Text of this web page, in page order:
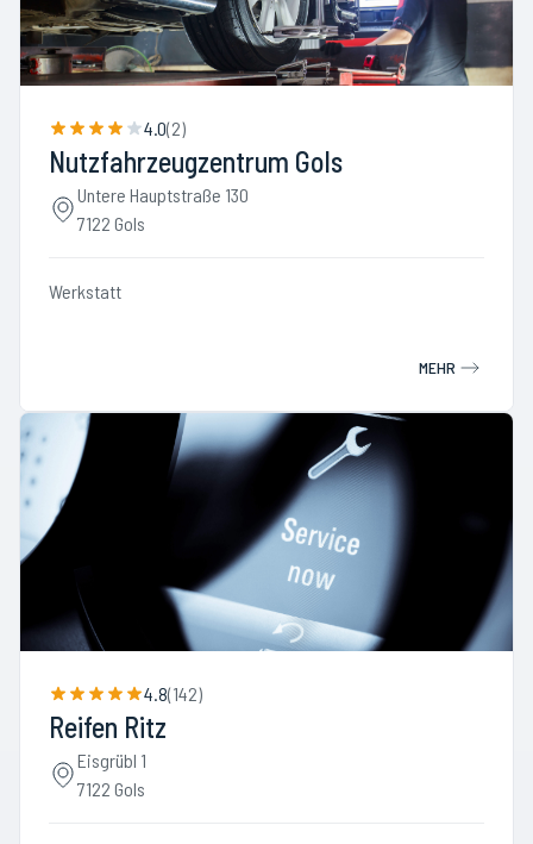
4.0(2)
Nutzfahrzeugzentrum Gols
Untere Hauptstraße 130
7122 Gols
Werkstatt
MEHR
4.8(142)
Reifen Ritz
Eisgrübl 1
7122 Gols